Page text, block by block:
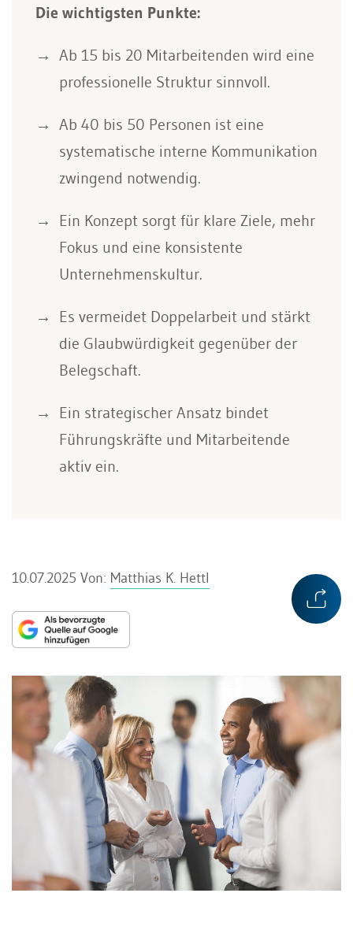
Die wichtigsten Punkte:
Ab 15 bis 20 Mitarbeitenden wird eine
professionelle Struktur sinnvoll.
Ab 40 bis 50 Personen ist eine
systematische interne Kommunikation
zwingend notwendig.
Ein Konzept sorgt für klare Ziele, mehr
Fokus und eine konsistente
Unternehmenskultur.
Es vermeidet Doppelarbeit und stärkt
die Glaubwürdigkeit gegenüber der
Belegschaft.
Ein strategischer Ansatz bindet
Führungskräfte und Mitarbeitende
aktiv ein.
10.07.2025 Von: Matthias K. Hettl